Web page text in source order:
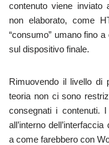
contenuto viene inviato
non elaborato, come
“consumo” umano fino
sul dispositivo finale.
Rimuovendo il livello di
teoria non ci sono
consegnati i contenuti.
all’interno
a come farebbero con